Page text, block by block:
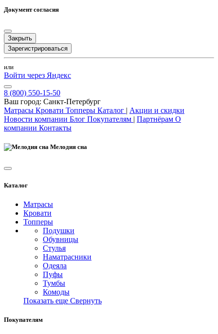
Документ согласия
Закрыть
Зарегистрироваться
или
Войти через Яндекс
8 (800) 550-15-50
Ваш город: Санкт-Петербург
Матрасы Кровати Топперы Каталог | Акции и скидки
Новости компании Блог Покупателям | Партнёрам О
компании Контакты
Мелодия сна
Каталог
Матрасы
Кровати
Топперы
Подушки
Обувницы
Стулья
Наматрасники
Одеяла
Пуфы
Тумбы
Комоды
Показать еще Свернуть
Покупателям